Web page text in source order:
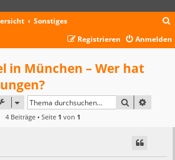
Sonstiges
c
Anmelden
Registrieren
in München – Wer hat
SUCHE
4 Beiträge • Seite 1 von 1